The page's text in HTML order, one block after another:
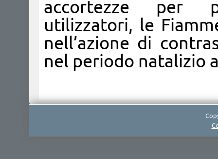
accortezze per
utilizzatori, le
nell’azione di
nel periodo natalizio